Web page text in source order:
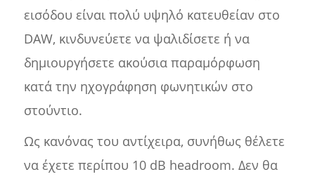
εισόδου είναι πολύ υψηλό κατευθείαν στο
DAW, κινδυνεύετε να ψαλιδίσετε ή να
δημιουργήσετε ακούσια παραμόρφωση
κατά την ηχογράφηση φωνητικών στο
στούντιο.
Ως κανόνας του αντίχειρα, συνήθως θέλετε
να έχετε περίπου 10 dB headroom. Δεν θα